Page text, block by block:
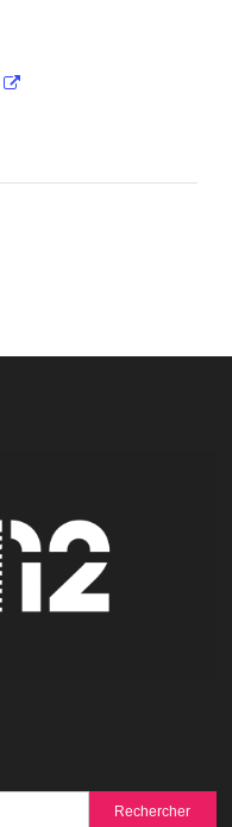
Rechercher :